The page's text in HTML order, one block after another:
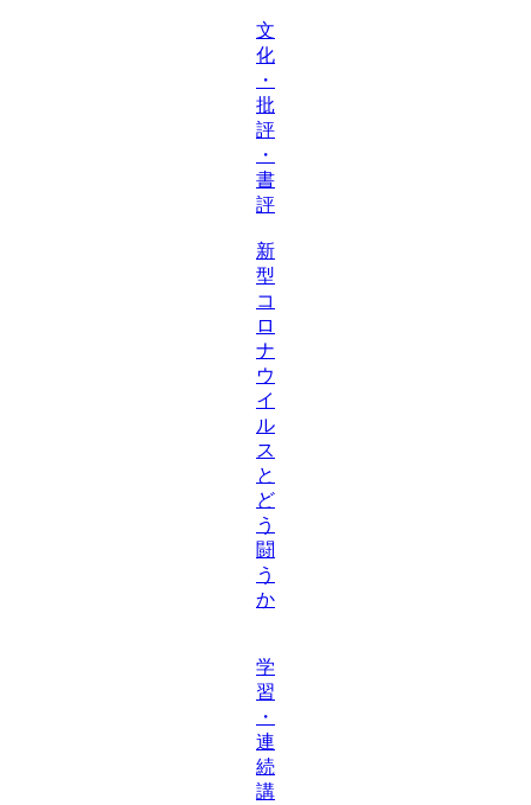
文
化
・
批
評
・
書
評
新
型
コ
ロ
ナ
ウ
イ
ル
ス
と
ど
う
闘
う
か
学
習
・
連
続
講